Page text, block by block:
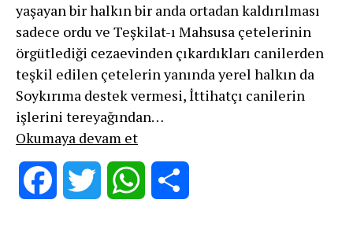
yaşayan bir halkın bir anda ortadan kaldırılması
sadece ordu ve Teşkilat-ı Mahsusa çetelerinin
örgütlediği cezaevinden çıkardıkları canilerden
teşkil edilen çetelerin yanında yerel halkın da
Soykırıma destek vermesi, İttihatçı canilerin
işlerini tereyağından…
Okumaya devam et1915
Soykırımı’nda
Kürtler’in
Rolü
Facebook Twitter WhatsApp